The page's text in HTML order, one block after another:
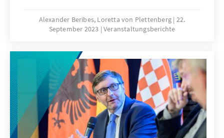
Teilnehmerinnen und Teilnehmer des
Formats tauschten sich zu Lösungsansätzen
der Verkehrsinfrastruktur aus und setzten
sich mit den Gefahren von Desinformation
auseinander. Darüber hinaus wurden
geopolitische Herausforderungen ausführlich
beleuchtet.
Alexander Beribes, Loretta von Plettenberg 22.
September 2023
Veranstaltungsberichte